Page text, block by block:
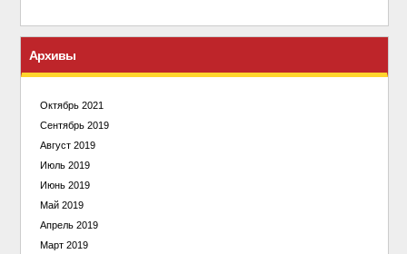
Архивы
Октябрь 2021
Сентябрь 2019
Август 2019
Июль 2019
Июнь 2019
Май 2019
Апрель 2019
Март 2019